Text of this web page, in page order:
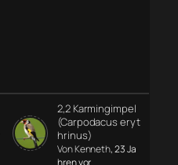
2,2 Karmingimpel
(Carpodacus eryt
hrinus)
Von Kenneth, 23 Ja
hren vor